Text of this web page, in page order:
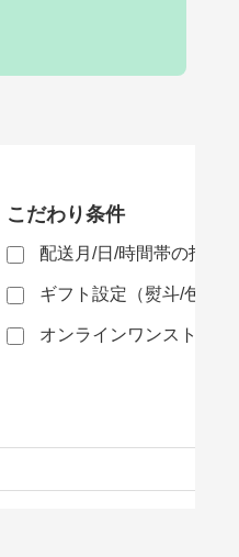
こだわり条件
配送月/日/時間帯の指定
ギフト設定（熨斗/包装
オンラインワンストップ